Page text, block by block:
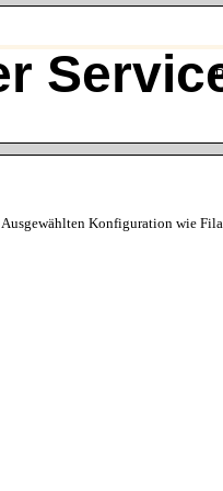
Konfiguration wie